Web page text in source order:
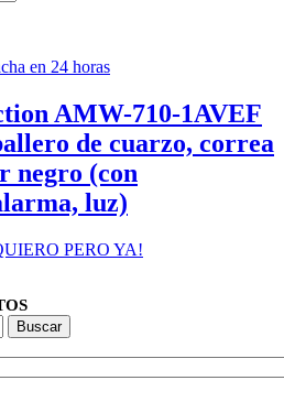
en 24 horas
AMW-710-1AVEF
de cuarzo, correa
negro (con
luz)
PERO YA!
Buscar